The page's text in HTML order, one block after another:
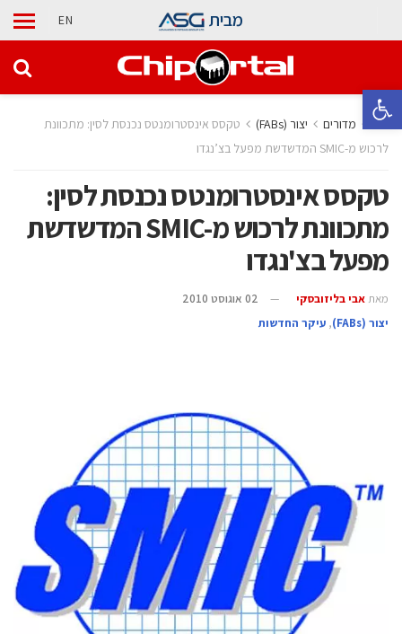
פתח סרגל נגישות
מבית EN
בית מדורים ‫יצור (‪(FABs‬‬
טקסס אינסטרומנטס נכנסת לסין: מתכוונת
לרכוש מ-SMIC המדשדשת מפעל בצ’נגדו
טקסס אינסטרומנטס נכנסת לסין:
מתכוונת לרכוש מ-SMIC המדשדשת
מפעל בצ'נגדו
מאת אבי בליזובסקי
02 אוגוסט 2010
‫יצור (‪(FABs‬‬
, עיקר החדשות